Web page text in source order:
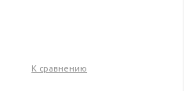
К сравнению